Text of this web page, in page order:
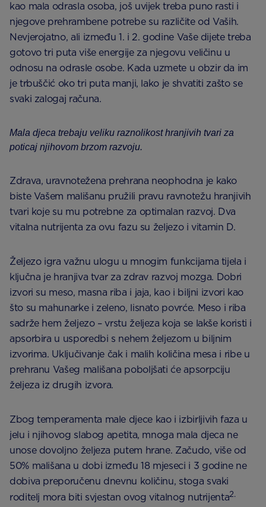
kao mala odrasla osoba, još uvijek treba puno rasti i
njegove prehrambene potrebe su različite od Vaših.
Nevjerojatno, ali između 1. i 2. godine Vaše dijete treba
gotovo tri puta više energije za njegovu veličinu u
odnosu na odrasle osobe. Kada uzmete u obzir da im
je trbuščić oko tri puta manji, lako je shvatiti zašto se
svaki zalogaj računa.
Mala djeca trebaju veliku raznolikost hranjivih tvari za
poticaj njihovom brzom razvoju.
Zdrava, uravnotežena prehrana neophodna je kako
biste Vašem mališanu pružili pravu ravnotežu hranjivih
tvari koje su mu potrebne za optimalan razvoj. Dva
vitalna nutrijenta za ovu fazu su željezo i vitamin D.
Željezo igra važnu ulogu u mnogim funkcijama tijela i
ključna je hranjiva tvar za zdrav razvoj mozga. Dobri
izvori su meso, masna riba i jaja, kao i biljni izvori kao
što su mahunarke i zeleno, lisnato povrće. Meso i riba
sadrže hem željezo – vrstu željeza koja se lakše koristi i
apsorbira u usporedbi s nehem željezom u biljnim
izvorima. Uključivanje čak i malih količina mesa i ribe u
prehranu Vašeg mališana poboljšati će apsorpciju
željeza iz drugih izvora.
Zbog temperamenta male djece kao i izbirljivih faza u
jelu i njihovog slabog apetita, mnoga mala djeca ne
unose dovoljno željeza putem hrane. Začudo, više od
50% mališana u dobi između 18 mjeseci i 3 godine ne
dobiva preporučenu dnevnu količinu, stoga svaki
roditelj mora biti svjestan ovog vitalnog nutrijenta2.